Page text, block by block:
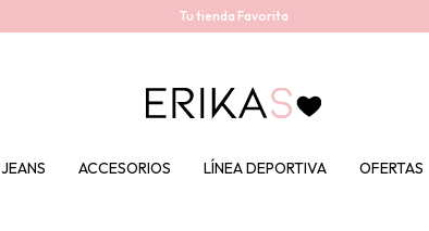
Tu tienda Favorita
JEANS ACCESORIOS LÍNEA DEPORTIVA OFERTAS